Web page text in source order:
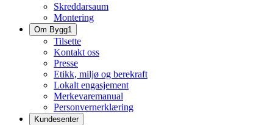
Skreddarsaum
Montering
Om Bygg1
Tilsette
Kontakt oss
Presse
Etikk, miljø og berekraft
Lokalt engasjement
Merkevaremanual
Personvernerklæring
Kundesenter